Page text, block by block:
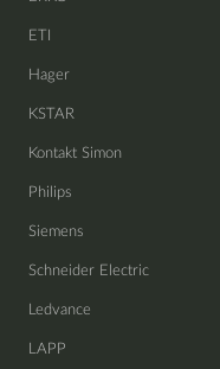
ETI
Hager
KSTAR
Kontakt Simon
Philips
Siemens
Schneider Electric
Ledvance
LAPP